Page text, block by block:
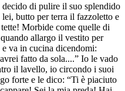
di pulire il suo splendido
butto per terra il fazzoletto e
Morbide come quelle di
allargo il vestito per
va in cucina dicendomi:
fatto da sola....” Io le vado
il lavello, io circondo i suoi
forte e le dico: “Ti è piaciuto